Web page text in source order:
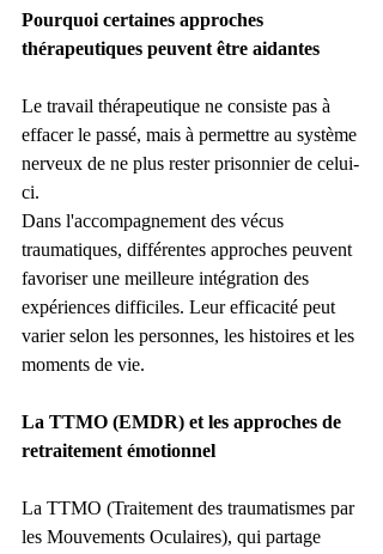
Pourquoi certaines approches
thérapeutiques peuvent être aidantes
Le travail thérapeutique ne consiste pas à
effacer le passé, mais à permettre au système
nerveux de ne plus rester prisonnier de celui-
ci.
Dans l'accompagnement des vécus
traumatiques, différentes approches peuvent
favoriser une meilleure intégration des
expériences difficiles. Leur efficacité peut
varier selon les personnes, les histoires et les
moments de vie.
La TTMO (EMDR) et les approches de
retraitement émotionnel
La TTMO (Traitement des traumatismes par
les Mouvements Oculaires), qui partage